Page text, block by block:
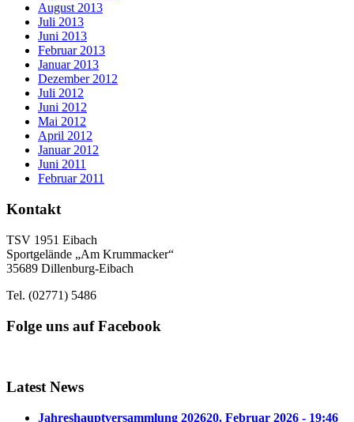
August 2013
Juli 2013
Juni 2013
Februar 2013
Januar 2013
Dezember 2012
Juli 2012
Juni 2012
Mai 2012
April 2012
Januar 2012
Juni 2011
Februar 2011
Kontakt
TSV 1951 Eibach
Sportgelände „Am Krummacker“
35689 Dillenburg-Eibach
Tel. (02771) 5486
Folge uns auf Facebook
Latest News
Jahreshauptversammlung 202620. Februar 2026 - 19:46